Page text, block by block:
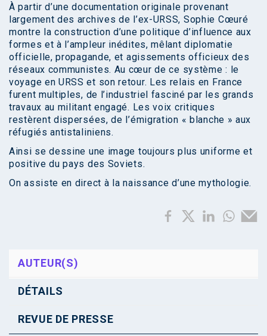
À partir d’une documentation originale provenant
largement des archives de l’ex-URSS, Sophie Cœuré
montre la construction d’une politique d’influence aux
formes et à l’ampleur inédites, mêlant diplomatie
officielle, propagande, et agissements officieux des
réseaux communistes. Au cœur de ce système : le
voyage en URSS et son retour. Les relais en France
furent multiples, de l’industriel fasciné par les grands
travaux au militant engagé. Les voix critiques
restèrent dispersées, de l’émigration « blanche » aux
réfugiés antistaliniens.
Ainsi se dessine une image toujours plus uniforme et
positive du pays des Soviets.
On assiste en direct à la naissance d’une mythologie.
AUTEUR(S)
DÉTAILS
REVUE DE PRESSE